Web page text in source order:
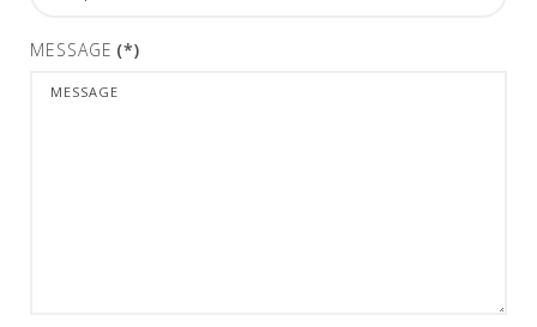
MESSAGE (*)